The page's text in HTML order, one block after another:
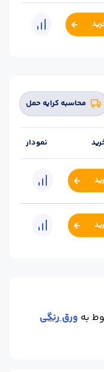
محاسبه کرایه حمل
نمودار
ورق رنگی